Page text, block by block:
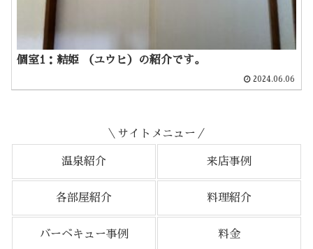
個室1：結姫 （ユウヒ）の紹介です。
2024.06.06
＼サイトメニュー／
温泉紹介 来店事例
各部屋紹介 料理紹介
バーベキュー事例 料金